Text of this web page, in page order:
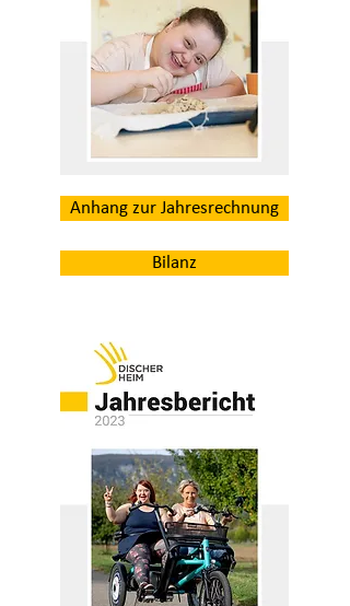
Anhang zur Jahresrechnung
Bilanz